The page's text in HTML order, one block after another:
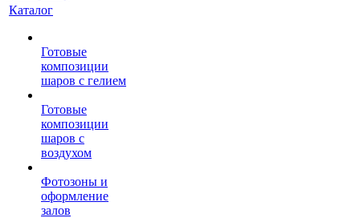
Каталог
Готовые
композиции
шаров с гелием
Готовые
композиции
шаров с
воздухом
Фотозоны и
оформление
залов